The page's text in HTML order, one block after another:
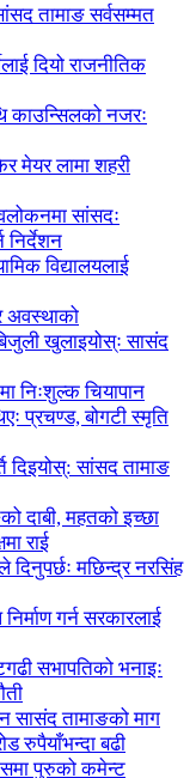
तामाङ सर्वसम्मत
दियो राजनीतिक
काउन्सिलको नजरः
मेयर लामा शहरी
सांसदः
निर्देशन
विद्यालयलाई
अवस्थाको
खुलाइयोस्ः सासंद
निःशुल्क चियापान
प्रचण्ड, बोगटी स्मृति
दिइयोस्: सांसद तामाङ
दाबी, महतको इच्छा
राई
मछिन्द्र नरसिंह
गर्न सरकारलाई
सभापतिको भनाइः
सासंद तामाङको माग
रुपैयाँभन्दा बढी
पुरुको कमेन्ट